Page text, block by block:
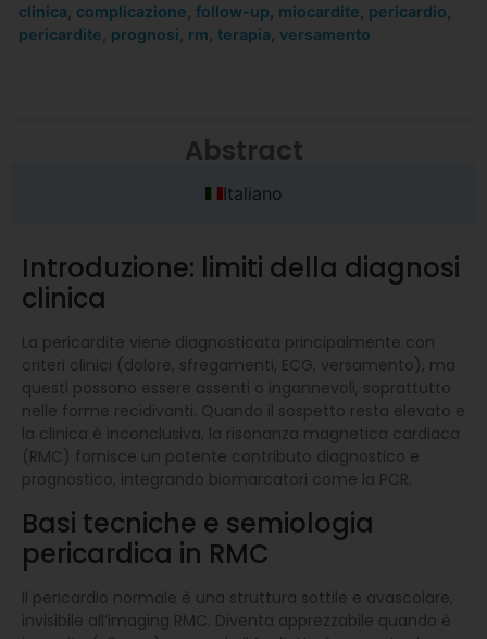
clinica complicazione ,follow-up miocardite pericardio
pericardite prognosi rm ,terapia versamento
Abstract
Italiano
Introduzione: limiti della diagnosi
clinica
La pericardite viene diagnosticata principalmente con
criteri clinici (dolore, sfregamenti, ECG, versamento), ma
questi possono essere assenti o ingannevoli, soprattutto
nelle forme recidivanti. Quando il sospetto resta elevato e
la clinica è inconclusiva, la risonanza magnetica cardiaca
(RMC) fornisce un potente contributo diagnostico e
prognostico, integrando biomarcatori come la PCR.
Basi tecniche e semiologia
pericardica in RMC
Il pericardio normale è una struttura sottile e avascolare,
invisibile all’imaging RMC. Diventa apprezzabile quando è